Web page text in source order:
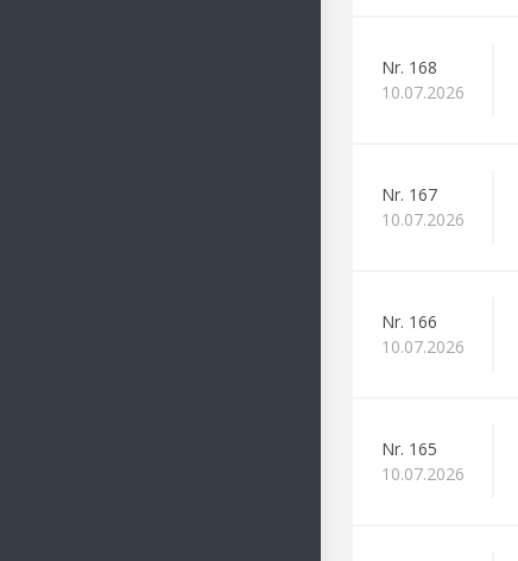
Nr. 168
10.07.2026
Nr. 167
10.07.2026
Nr. 166
10.07.2026
Nr. 165
10.07.2026